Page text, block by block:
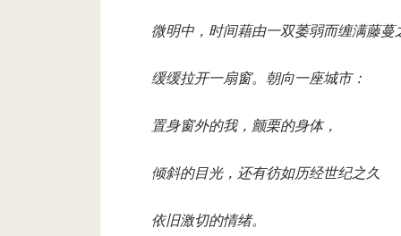
微明中，时间藉由一双萎弱而缠满藤蔓
缓缓拉开一扇窗。朝向一座城市：
置身窗外的我，颤栗的身体，
倾斜的目光，还有彷如历经世纪之久
依旧激切的情绪。